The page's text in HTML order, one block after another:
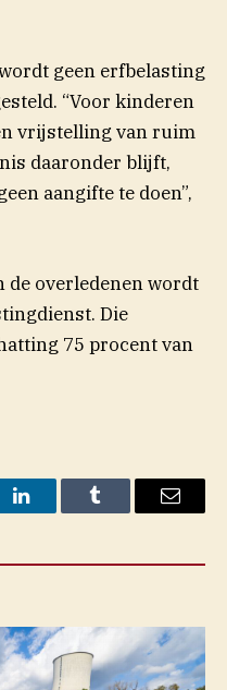
geen erfbelasting
(opent in nieuw
. “Voor kinderen
vrijstelling van ruim
daaronder blijft,
aangifte te doen”,
de overledenen wordt
Die
75 procent van
LinkedInTumblr Email